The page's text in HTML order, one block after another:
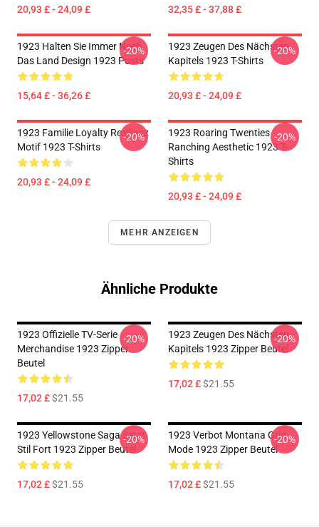
20,93 £ - 24,09 £ 32,35 £ - 37,88 £
1923 Halten Sie Immer Noch
Das Land Design 1923 Posts
15,64 £ - 36,26 £
-20%
1923 Zeugen Des Nächsten
Kapitels 1923 T-Shirts
20,93 £ - 24,09 £
-20%
1923 Familie Loyalty Resilienz
Motif 1923 T-Shirts
20,93 £ - 24,09 £
-20%
1923 Roaring Twenties
Ranching Aesthetic 1923 T-
Shirts
20,93 £ - 24,09 £
-20%
MEHR ANZEIGEN
Ähnliche Produkte
1923 Offizielle TV-Serie
Merchandise 1923 Zipper
Beutel
17,02 £$21.55
-20%
1923 Zeugen Des Nächsten
Kapitels 1923 Zipper Beutel
17,02 £$21.55
-20%
1923 Yellowstone Saga Setzt
Stil Fort 1923 Zipper Beutel
17,02 £$21.55
-20%
1923 Verbot Montana Grid
Mode 1923 Zipper Beutel
17,02 £$21.55
-20%